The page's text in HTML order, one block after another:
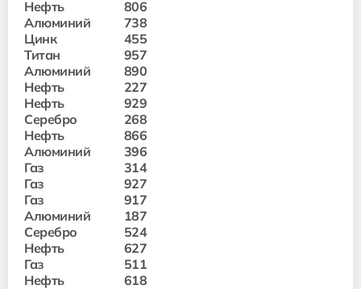
Нефть
806
Алюминий
738
Цинк
455
Титан
957
Алюминий
890
Нефть
227
Нефть
929
Серебро
268
Нефть
866
Алюминий
396
Газ
314
Газ
927
Газ
917
Алюминий
187
Серебро
524
Нефть
627
Газ
511
Нефть
618